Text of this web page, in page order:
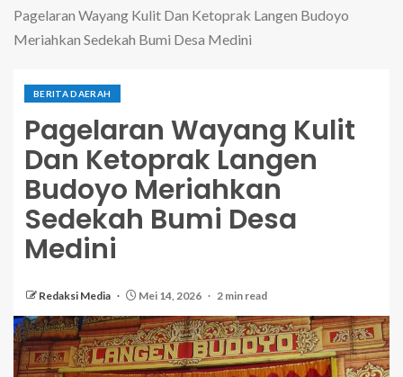
Pagelaran Wayang Kulit Dan Ketoprak Langen Budoyo
Meriahkan Sedekah Bumi Desa Medini
BERITA DAERAH
Pagelaran Wayang Kulit
Dan Ketoprak Langen
Budoyo Meriahkan
Sedekah Bumi Desa
Medini
Redaksi Media Mei 14, 2026 2 min read